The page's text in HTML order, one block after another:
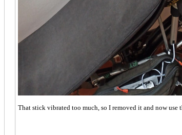
That stick vibrated too much, so I removed it and now use